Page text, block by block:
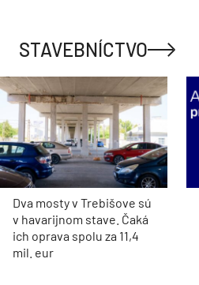
STAVEBNÍCTVO
Dva mosty v Trebišove sú
v havarijnom stave. Čaká
ich oprava spolu za 11,4
mil. eur